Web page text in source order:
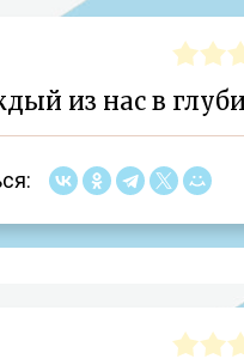
из нас в